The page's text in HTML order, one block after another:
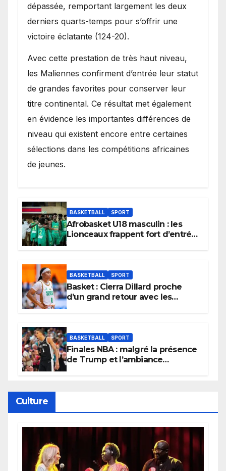
dépassée, remportant largement les deux
derniers quarts-temps pour s’offrir une
victoire éclatante (124-20).
Avec cette prestation de très haut niveau,
les Maliennes confirment d’entrée leur statut
de grandes favorites pour conserver leur
titre continental. Ce résultat met également
en évidence les importantes différences de
niveau qui existent encore entre certaines
sélections dans les compétitions africaines
de jeunes.
BASKETBALL SPORT
Afrobasket U18 masculin : les
Lionceaux frappent fort d’entrée
BASKETBALL SPORT
Basket : Cierra Dillard proche
d’un grand retour avec les
BASKETBALL SPORT
Finales NBA : malgré la présence
de Trump et l’ambiance
Culture